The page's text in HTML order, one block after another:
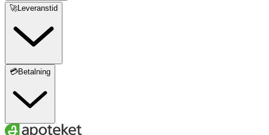
🚀Leveranstid
💳Betalning